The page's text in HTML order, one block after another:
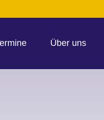
Über uns